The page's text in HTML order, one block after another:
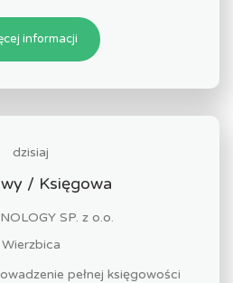
informacji
dzisiaj
/ Księgowa
SP. z o.o.
Wierzbica
pełnej księgowości